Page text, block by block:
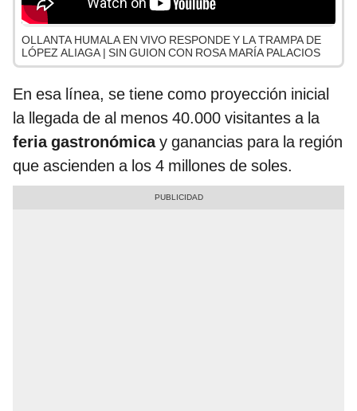
OLLANTA HUMALA EN VIVO RESPONDE Y LA TRAMPA DE
LÓPEZ ALIAGA | SIN GUION CON ROSA MARÍA PALACIOS
En esa línea, se tiene como proyección inicial
la llegada de al menos 40.000 visitantes a la
feria gastronómicay ganancias para la región
que ascienden a los 4 millones de soles.